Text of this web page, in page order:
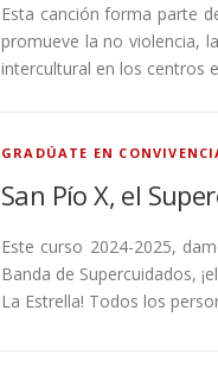
Esta canción forma parte
promueve la no violencia,
intercultural en los centros
GRADÚATE EN
San Pío X, el
Este curso 2024-2025,
Banda de Supercuidados,
La Estrella! Todos los